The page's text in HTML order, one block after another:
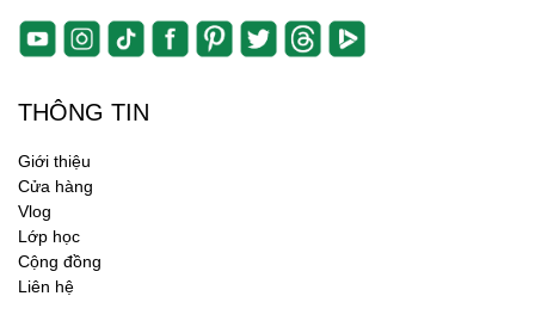
THÔNG TIN
Giới thiệu
Cửa hàng
Vlog
Lớp học
Cộng đồng
Liên hệ